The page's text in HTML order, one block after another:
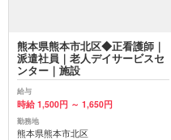
熊本県熊本市北区◆正看護師｜
派遣社員｜老人デイサービスセ
ンター｜施設
給与
時給 1,500円 ～ 1,650円
勤務地
熊本県熊本市北区